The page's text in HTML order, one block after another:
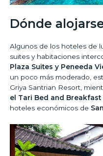
Dónde
Algunos de los hoteles de
suites y habitaciones
Plaza Suites y Peneeda
un poco más moderado,
Griya Santrian Resort,
el Tari Bed and Breakfast
hoteles económicos de